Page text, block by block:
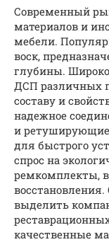
Современный
материалов и
мебели.
воск,
глубины.
ДСП различных
составу и
надежное
и
для быстрого
спрос на
ремкомплекты,
выделить
качественные